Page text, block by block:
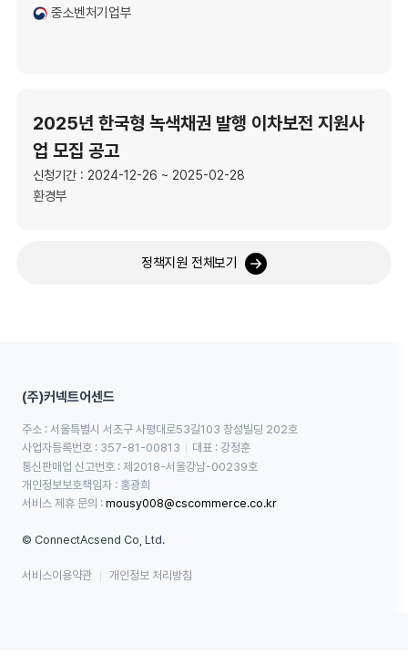
중소벤처기업부
2025년 한국형 녹색채권 발행 이차보전 지원사
업 모집 공고
신청기간 : 2024-12-26 ~ 2025-02-28
환경부
정책지원 전체보기
(주)커넥트어센드
주소 : 서울특별시 서초구 사평대로53길103 창성빌딩 202호
사업자등록번호 : 357-81-00813
대표 : 강정훈
통신판매업 신고번호 : 제2018-서울강남-00239호
개인정보보호책임자 : 홍광희
서비스 제휴 문의 : mousy008@cscommerce.co.kr
© ConnectAcsend Co, Ltd.
서비스이용약관 개인정보 처리방침